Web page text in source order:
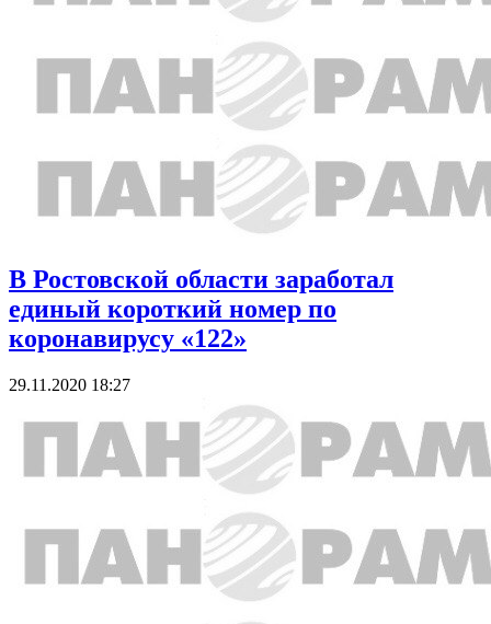
В Ростовской области заработал
единый короткий номер по
коронавирусу «122»
29.11.2020 18:27